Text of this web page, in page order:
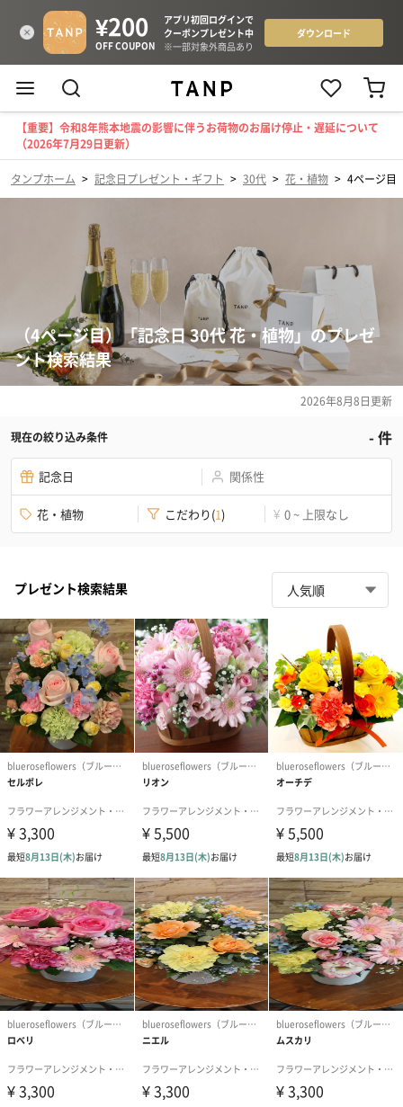
【重要】令和8年熊本地震の影響に伴うお荷物のお届け停止・遅延について
（2026年7月29日更新）
タンプホーム > 記念日プレゼント・ギフト > 30代 > 花・植物 > 4ページ目
（4ページ目）「記念日 30代 花・植物」のプレゼ
ント検索結果
2026年8月8日更新
現在の絞り込み条件 -件
記念日 関係性
花・植物 こだわり(1) ¥ 0 ~ 上限なし
プレゼント検索結果